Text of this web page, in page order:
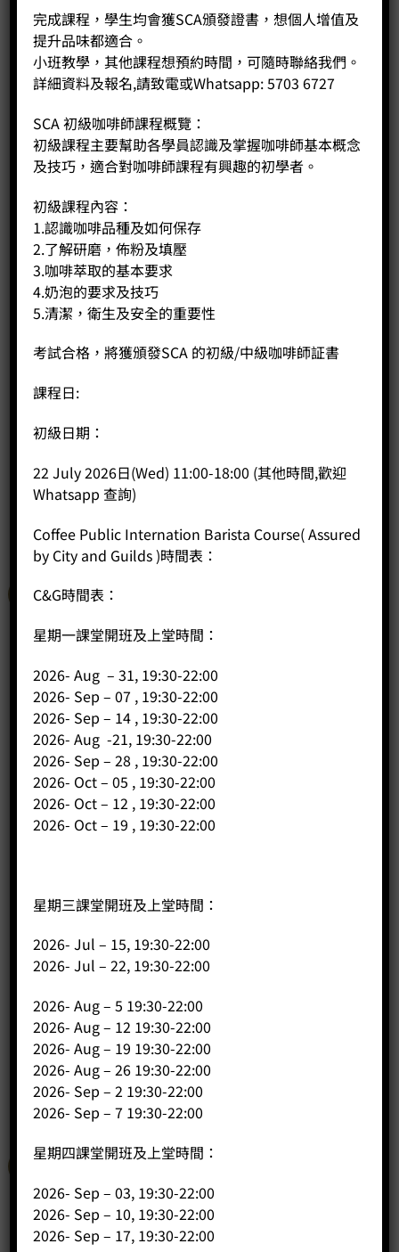
特價
咖啡燒杯 600ml
Price: HK$145.00
-
BUY NOW
特價
完成課程，學生均會獲SCA頒發證書，想個人增值及
提升品味都適合。
小班教學，其他課程想預約時間，可隨時聯絡我們。
詳細資料及報名,請致電或Whatsapp: 5703 6727
SCA 初級咖啡師課程概覽：
初級課程主要幫助各學員認識及掌握咖啡師基本概念
及技巧，適合對咖啡師課程有興趣的初學者。
初級課程內容：
1.認識咖啡品種及如何保存
2.了解研磨，佈粉及填壓
3.咖啡萃取的基本要求
4.奶泡的要求及技巧
5.清潔，衛生及安全的重要性
考試合格，將獲頒發SCA 的初級/中級咖啡師証書
課程日:
初級日期：
22 July 2026日(Wed) 11:00-18:00 (其他時間,歡迎
Whatsapp 查詢)
Coffee Public Internation Barista Course( Assured
by City and Guilds )時間表：
C&G時間表：
星期一課堂開班及上堂時間：
2026- Aug – 31, 19:30-22:00
2026- Sep – 07 , 19:30-22:00
2026- Sep – 14 , 19:30-22:00
2026- Aug -21, 19:30-22:00
2026- Sep – 28 , 19:30-22:00
2026- Oct – 05 , 19:30-22:00
2026- Oct – 12 , 19:30-22:00
2026- Oct – 19 , 19:30-22:00
星期三課堂開班及上堂時間：
2026- Jul – 15, 19:30-22:00
2026- Jul – 22, 19:30-22:00
2026- Aug – 5 19:30-22:00
2026- Aug – 12 19:30-22:00
2026- Aug – 19 19:30-22:00
2026- Aug – 26 19:30-22:00
2026- Sep – 2 19:30-22:00
2026- Sep – 7 19:30-22:00
星期四課堂開班及上堂時間：
2026- Sep – 03, 19:30-22:00
2026- Sep – 10, 19:30-22:00
2026- Sep – 17, 19:30-22:00